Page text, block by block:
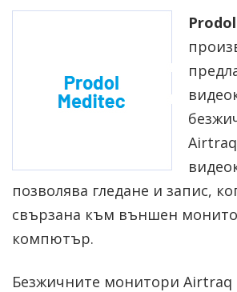
позволява гледане и запис,
свързана към външен
компютър.
Безжичните монитори Airtraq